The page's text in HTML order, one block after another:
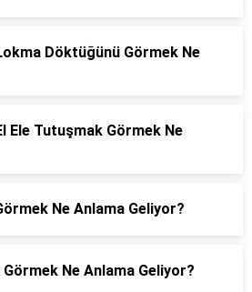
Döktüğünü Görmek Ne
Ele Tutuşmak Görmek Ne
Ne Anlama Geliyor?
Ne Anlama Geliyor?